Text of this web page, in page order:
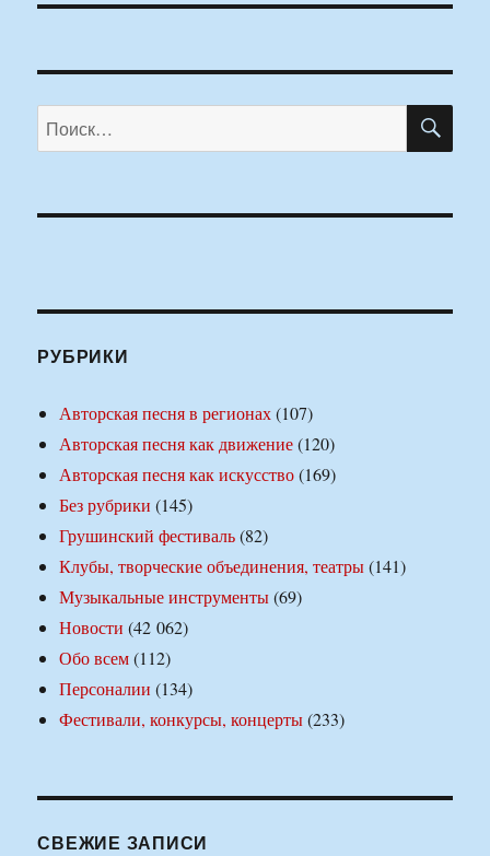
Искать:
РУБРИКИ
Авторская песня в регионах(107)
Авторская песня как движение(120)
Авторская песня как искусство(169)
Без рубрики (145)
Грушинский фестиваль(82)
Клубы, творческие объединения, театры(141)
Музыкальные инструменты(69)
Новости (42 062)
Обо всем(112)
Персоналии (134)
Фестивали, конкурсы, концерты(233)
СВЕЖИЕ ЗАПИСИ